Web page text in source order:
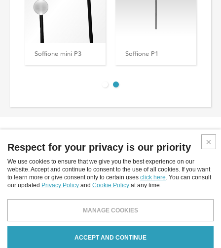
Soffione mini P3 Soffione P1
Inverlight srl
Via P.Stucchi, 2 - 20872 Cornate D'Adda - (MB) - Italy
Respect for your privacy is our priority
We use cookies to ensure that we give you the best experience on our
website. Accept and continue to consent to the use of all cookies. If you want
to learn more or give consent only to certain uses click here. You can consult
our updated Privacy Policy and Cookie Policy at any time.
MANAGE COOKIES
ACCEPT AND CONTINUE